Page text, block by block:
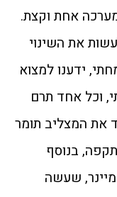
מערכה אחת וקצת.
את השינוי
ידענו למצוא
וכל אחד תרם
את המצליב תומר
בנוסף
שעשה